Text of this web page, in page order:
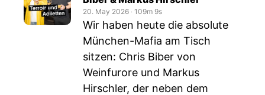
20. May 2026 ‧ 109m 9s
Wir haben heute die absolute
München-Mafia am Tisch
sitzen: Chris Biber von
Weinfurore und Markus
Hirschler, der neben dem